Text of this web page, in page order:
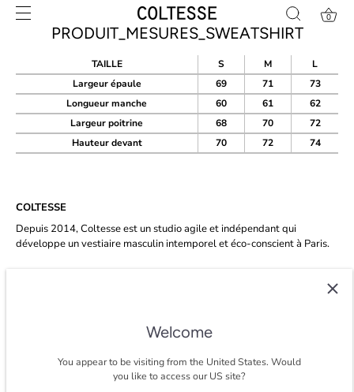
Skip
0
PRODUIT_MESURES_SWEATSHIRT
TAILLE S M
L
Largeur épaule
69 71
73
Longueur manche
60 61
62
Largeur poitrine
68 70
72
Hauteur devant
70 72 74
COLTESSE
Depuis 2014, Coltesse est un studio agile et indépendant qui
développe un vestiaire masculin intemporel et éco-conscient à Paris.
Welcome
You appear to be visiting from the United States. Would
you like to access our US site?